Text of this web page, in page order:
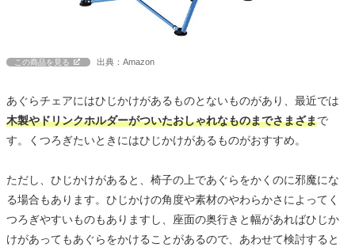
この商品を見る 出典：Amazon
あぐらチェアにはひじかけがあるものとないものがあり、最近では
木製やドリンクホルダーがついたおしゃれなものまでさまざまで
す。くつろぎたいときにはひじかけがあるものがおすすめ。
ただし、ひじかけがあると、椅子の上であぐらをかくのに邪魔にな
る場合もあります。ひじかけの角度や素材のやわらかさによってく
つろぎやすいものもありますし、座面の奥行きと幅があればひじか
けがあってもあぐらをかけることがあるので、あわせて検討すると